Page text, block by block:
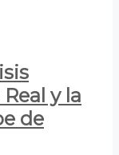
y la
de